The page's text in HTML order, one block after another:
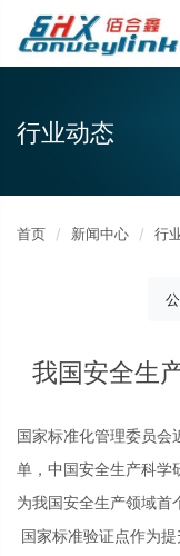
行业动态
首页 新闻中心 行
我国安全生
国家标准化管理委员会
单，中国安全生产科学
为我国安全生产领域首
国家标准验证点作为